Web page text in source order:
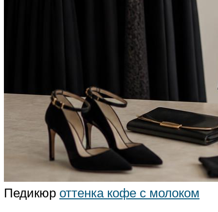
Педикюр оттенка кофе с молоком